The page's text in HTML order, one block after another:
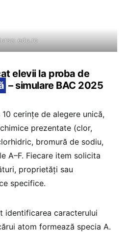
edu.ro
elevii la proba de
– simulare BAC 2025
cerințe de alegere unică,
prezentate (clor,
bromură de sodiu,
A–F. Fiecare item solicita
proprietăți sau
specifice.
identificarea caracterului
atom formează specia A.